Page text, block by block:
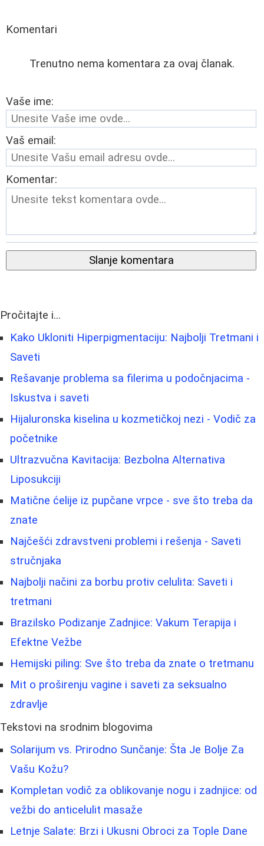
Komentari
Trenutno nema komentara za ovaj članak.
Vaše ime:
Vaš email:
Komentar:
Slanje komentara
Pročitajte i...
Kako Ukloniti Hiperpigmentaciju: Najbolji Tretmani i
Saveti
Rešavanje problema sa filerima u podočnjacima -
Iskustva i saveti
Hijaluronska kiselina u kozmetičkoj nezi - Vodič za
početnike
Ultrazvučna Kavitacija: Bezbolna Alternativa
Liposukciji
Matične ćelije iz pupčane vrpce - sve što treba da
znate
Najčešći zdravstveni problemi i rešenja - Saveti
stručnjaka
Najbolji načini za borbu protiv celulita: Saveti i
tretmani
Brazilsko Podizanje Zadnjice: Vakum Terapija i
Efektne Vežbe
Hemijski piling: Sve što treba da znate o tretmanu
Mit o proširenju vagine i saveti za seksualno
zdravlje
Tekstovi na srodnim blogovima
Solarijum vs. Prirodno Sunčanje: Šta Je Bolje Za
Vašu Kožu?
Kompletan vodič za oblikovanje nogu i zadnjice: od
vežbi do anticelulit masaže
Letnje Salate: Brzi i Ukusni Obroci za Tople Dane